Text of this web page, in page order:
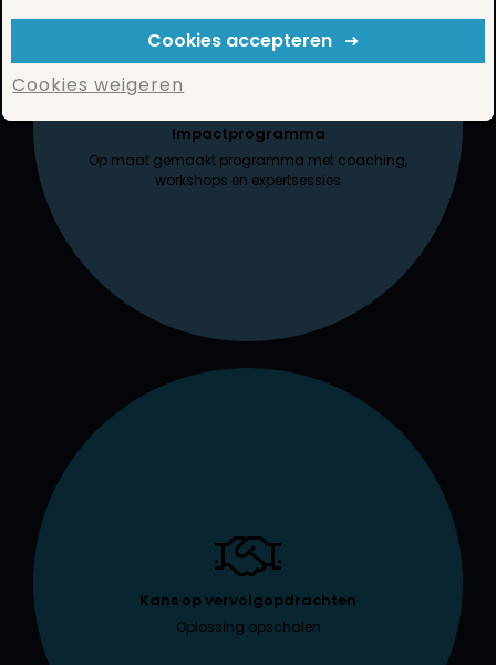
Impactprogramma
Op maat gemaakt programma met coaching,
workshops en expertsessies
Kans op vervolgopdrachten
Oplossing opschalen
Cookies accepteren
Cookies weigeren